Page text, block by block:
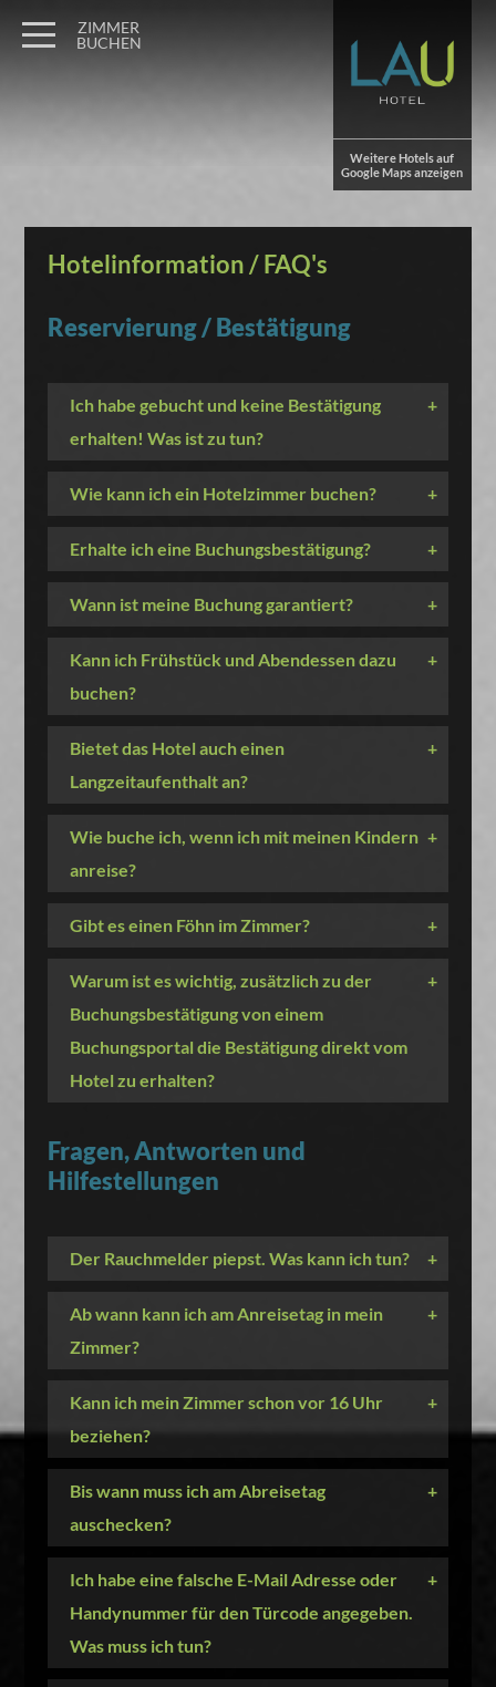
Weitere Hotels auf
Google Maps anzeigen
ZIMMER
BUCHEN
Hotelinformation / FAQ's
Reservierung / Bestätigung
Ich habe gebucht und keine Bestätigung
erhalten! Was ist zu tun?
+
Wie kann ich ein Hotelzimmer buchen? +
Erhalte ich eine Buchungsbestätigung? +
Wann ist meine Buchung garantiert? +
Kann ich Frühstück und Abendessen dazu
buchen?
+
Bietet das Hotel auch einen
Langzeitaufenthalt an?
+
Wie buche ich, wenn ich mit meinen Kindern
anreise?
+
Gibt es einen Föhn im Zimmer? +
Warum ist es wichtig, zusätzlich zu der
Buchungsbestätigung von einem
Buchungsportal die Bestätigung direkt vom
Hotel zu erhalten?
+
Fragen, Antworten und
Hilfestellungen
Der Rauchmelder piepst. Was kann ich tun? +
Ab wann kann ich am Anreisetag in mein
Zimmer?
+
Kann ich mein Zimmer schon vor 16 Uhr
beziehen?
+
Bis wann muss ich am Abreisetag
auschecken?
+
Ich habe eine falsche E-Mail Adresse oder
Handynummer für den Türcode angegeben.
Was muss ich tun?
+